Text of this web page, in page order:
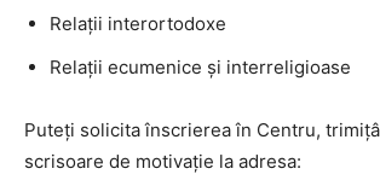
Relații interortodoxe
Relații ecumenice și interreligioase
Puteți solicita înscrierea în Centru,
scrisoare de motivație la adresa: